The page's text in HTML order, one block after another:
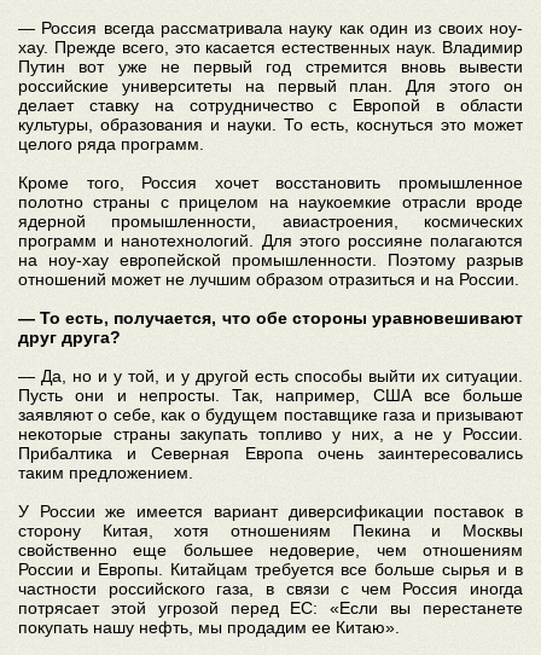
— Россия всегда рассматривала науку как один из своих ноу-
хау. Прежде всего, это касается естественных наук. Владимир
Путин вот уже не первый год стремится вновь вывести
российские университеты на первый план. Для этого он
делает ставку на сотрудничество с Европой в области
культуры, образования и науки. То есть, коснуться это может
целого ряда программ.
Кроме того, Россия хочет восстановить промышленное
полотно страны с прицелом на наукоемкие отрасли вроде
ядерной промышленности, авиастроения, космических
программ и нанотехнологий. Для этого россияне полагаются
на ноу-хау европейской промышленности. Поэтому разрыв
отношений может не лучшим образом отразиться и на России.
— То есть, получается, что обе стороны уравновешивают
друг друга?
— Да, но и у той, и у другой есть способы выйти их ситуации.
Пусть они и непросты. Так, например, США все больше
заявляют о себе, как о будущем поставщике газа и призывают
некоторые страны закупать топливо у них, а не у России.
Прибалтика и Северная Европа очень заинтересовались
таким предложением.
У России же имеется вариант диверсификации поставок в
сторону Китая, хотя отношениям Пекина и Москвы
свойственно еще большее недоверие, чем отношениям
России и Европы. Китайцам требуется все больше сырья и в
частности российского газа, в связи с чем Россия иногда
потрясает этой угрозой перед ЕС: «Если вы перестанете
покупать нашу нефть, мы продадим ее Китаю».